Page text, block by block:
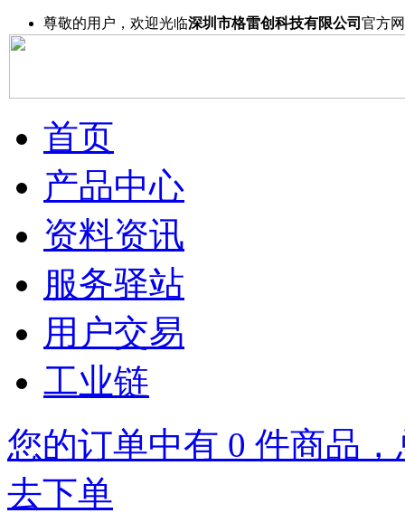
尊敬的用户，欢迎光临深圳市格雷创科技有限公司 官方
首页
产品中心
资料资讯
服务驿站
用户交易
工业链
您的订单中有 0 件商品
去下单